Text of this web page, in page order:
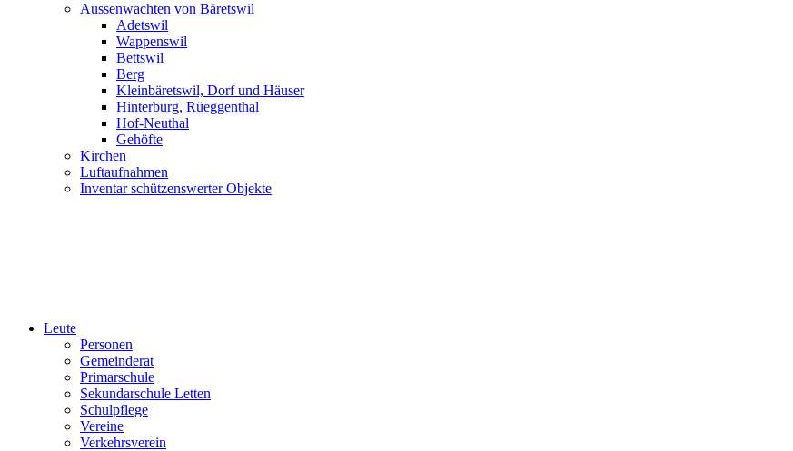
Aussenwachten von Bäretswil
Adetswil
Wappenswil
Bettswil
Berg
Kleinbäretswil, Dorf und Häuser
Hinterburg, Rüeggenthal
Hof-Neuthal
Gehöfte
Kirchen
Luftaufnahmen
Inventar schützenswerter Objekte
Leute
Personen
Gemeinderat
Primarschule
Sekundarschule Letten
Schulpflege
Vereine
Verkehrsverein